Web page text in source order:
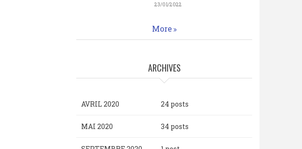
23/01/2022
More
ARCHIVES
AVRIL 2020 24 posts
MAI 2020 34 posts